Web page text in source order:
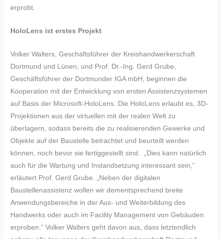
erprobt.
HoloLens ist erstes Projekt
Volker Walters, Geschäftsführer der Kreishandwerkerschaft
Dortmund und Lünen, und Prof. Dr.-Ing. Gerd Grube,
Geschäftsführer der Dortmunder IGA mbH, beginnen die
Kooperation mit der Entwicklung von ersten Assistenzsystemen
auf Basis der Microsoft-HoloLens. Die HoloLens erlaubt es, 3D-
Projektionen aus der virtuellen mit der realen Welt zu
überlagern, sodass bereits die zu realisierenden Gewerke und
Objekte auf der Baustelle betrachtet und beurteilt werden
können, noch bevor sie fertiggestellt sind. „Dies kann natürlich
auch für die Wartung und Instandsetzung interessant sein,“
erläutert Prof. Gerd Grube. „Neben der digitalen
Baustellenassistenz wollen wir dementsprechend breite
Anwendungsbereiche in der Aus- und Weiterbildung des
Handwerks oder auch im Facility Management von Gebäuden
erproben.“ Volker Walters geht davon aus, dass letztendlich